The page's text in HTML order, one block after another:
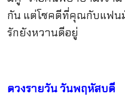
กัน แต่โชคดีที่คุณกับแฟน
รักยังหวานดีอยู่
ดวงรายวันวันพฤหัสบดี